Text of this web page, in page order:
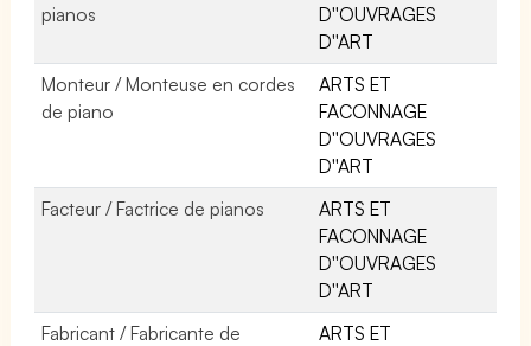
pianos
D''OUVRAGES
D''ART
Monteur / Monteuse en cordes
de piano
ARTS ET
FACONNAGE
D''OUVRAGES
D''ART
Facteur / Factrice de pianos
ARTS ET
FACONNAGE
D''OUVRAGES
D''ART
Fabricant / Fabricante de
ARTS ET